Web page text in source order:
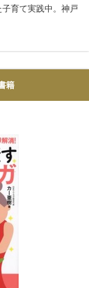
育て実践中。神戸
籍